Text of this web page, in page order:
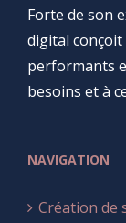
Forte de son
digital
performants
besoins et à
NAVIGATION
Création de